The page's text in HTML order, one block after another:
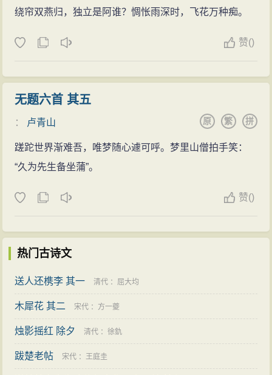
绕帘双燕归，独立是阿谁？惆怅雨深时，飞花万种痴。
赞()
无题六首 其五
： 卢青山 拼
繁
原
蹉跎世界渐难吾，唯梦随心遽可呼。梦里山僧拍手笑：
“久为先生备坐蒲”。
赞()
热门古诗文
送人还槜李 其一 清代 ： 屈大均
木犀花 其二 宋代 ： 方一夔
烛影摇红 除夕 清代 ：徐釚
跋楚老帖 宋代 ：王庭圭